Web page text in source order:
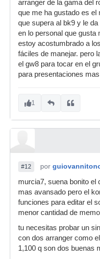
arranger de la gama del
que me ha gustado es el
que supera al bk9 y le
en lo personal que gusta
estoy acostumbrado a
fáciles de manejar. pero
el gw8 para tocar en el
para presentaciones
1
#12 por
murcia7, suena bonito el
mas avansado pero el
funciones para editar el
menor cantidad de
tu necesitas probar un
con dos arranger como
1,100 q son dos buenas